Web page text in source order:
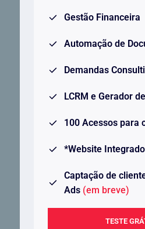
Gestão Financeira
Automação de
Demandas
LCRM e Gerador
100 Acessos para
*Website
Captação de
Ads (em breve)
TESTE